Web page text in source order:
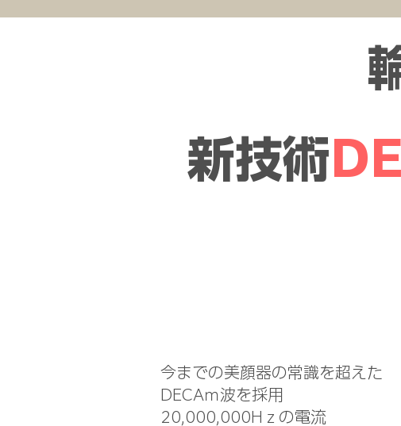
新技術
今までの美顔器の常識を超えた
DECAｍ波を採用
​20,000,000Hｚの電流